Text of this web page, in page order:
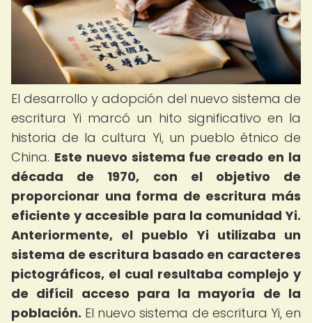
El desarrollo y adopción del nuevo sistema de
escritura Yi marcó un hito significativo en la
historia de la cultura Yi, un pueblo étnico de
China. Este nuevo sistema fue creado en la
década de 1970, con el objetivo de
proporcionar una forma de escritura más
eficiente y accesible para la comunidad Yi.
Anteriormente, el pueblo Yi utilizaba un
sistema de escritura basado en caracteres
pictográficos, el cual resultaba complejo y
de difícil acceso para la mayoría de la
población. El nuevo sistema de escritura Yi, en